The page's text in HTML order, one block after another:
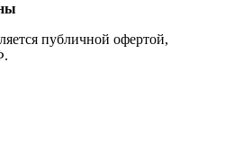
публичной офертой,